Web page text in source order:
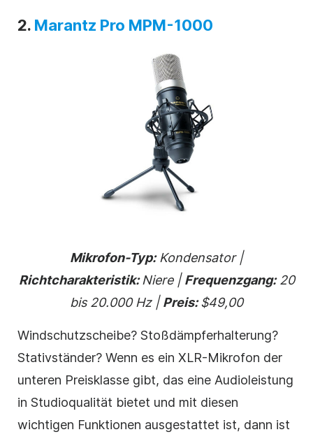
2. Marantz Pro MPM-1000
Mikrofon-Typ:Kondensator |
Richtcharakteristik:Niere | Frequenzgang:20
bis 20.000 Hz | Preis:$49,00
Windschutzscheibe? Stoßdämpferhalterung?
Stativständer? Wenn es ein XLR-Mikrofon der
unteren Preisklasse gibt, das eine Audioleistung
in Studioqualität bietet und mit diesen
wichtigen Funktionen ausgestattet ist, dann ist